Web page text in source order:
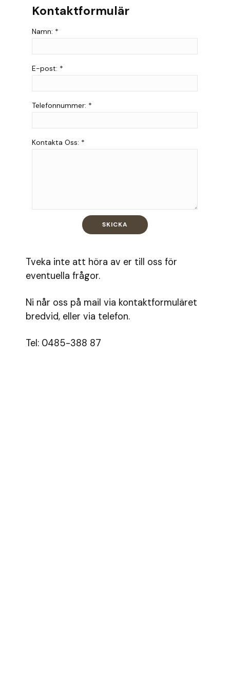
Tveka inte att höra av er till oss för
eventuella frågor.
Ni når oss på mail via kontaktformuläret
bredvid, eller via telefon.
Tel: 0485-388 87
Kontaktformulär
Namn: *
E-post: *
Telefonnummer: *
Kontakta Oss: *